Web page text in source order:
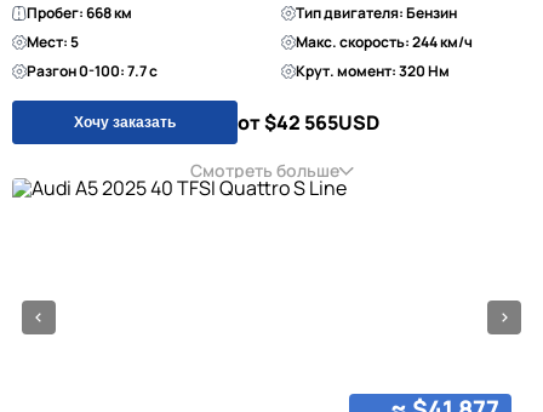
Пробег: 668 км
Тип двигателя: Бензин
Мест: 5
Макс. скорость: 244 км/ч
Разгон 0-100: 7.7 с
Крут. момент: 320 Нм
Хочу заказать от $42 565USD
Смотреть больше